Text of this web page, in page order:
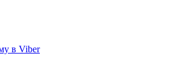
в Viber